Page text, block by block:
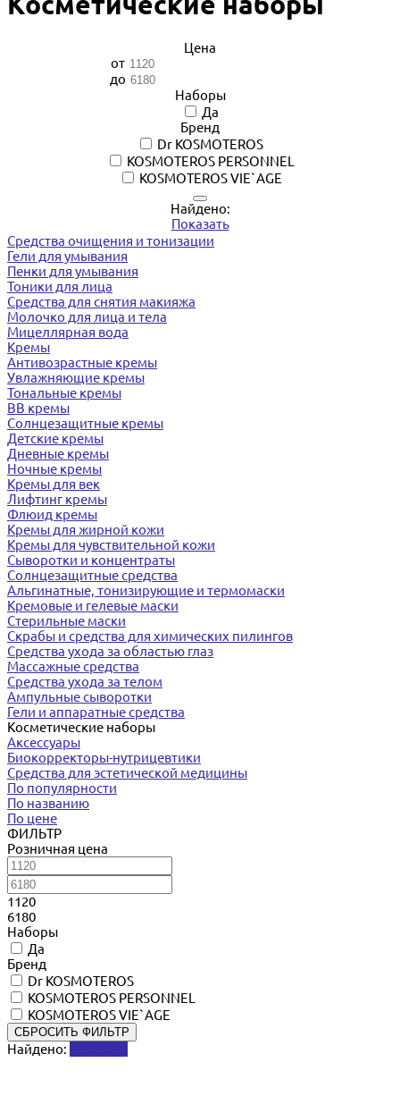
Цена
от
до
Наборы
Да
Бренд
Dr KOSMOTEROS
KOSMOTEROS PERSONNEL
KOSMOTEROS VIE`AGE
Найдено:
Показать
Средства очищения и тонизации
Гели для умывания
Пенки для умывания
Тоники для лица
Средства для снятия макияжа
Молочко для лица и тела
Мицеллярная вода
Кремы
Антивозрастные кремы
Увлажняющие кремы
Тональные кремы
BB кремы
Солнцезащитные кремы
Детские кремы
Дневные кремы
Ночные кремы
Кремы для век
Лифтинг кремы
Флюид кремы
Кремы для жирной кожи
Кремы для чувствительной кожи
Сыворотки и концентраты
Солнцезащитные средства
Альгинатные, тонизирующие и термомаски
Кремовые и гелевые маски
Стерильные маски
Скрабы и средства для химических пилингов
Средства ухода за областью глаз
Массажные средства
Средства ухода за телом
Ампульные сыворотки
Гели и аппаратные средства
Косметические наборы
Аксессуары
Биокорректоры-нутрицевтики
Средства для эстетической медицины
По популярности
По названию
По цене
ФИЛЬТР
Розничная цена
1120
6180
Наборы
Да
Бренд
Dr KOSMOTEROS
KOSMOTEROS PERSONNEL
KOSMOTEROS VIE`AGE
СБРОСИТЬ ФИЛЬТР
Найдено: